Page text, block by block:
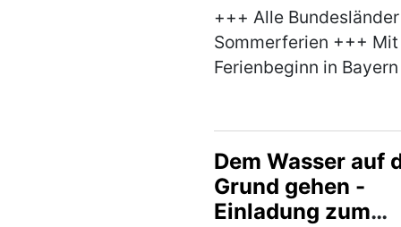
+++ Alle
Sommerferien +++
Ferienbeginn in
Sommerferien. Damit
der Reiseverkehr sein…
(mehr)
Dem Wasser auf
Grund gehen -
Einladung zum